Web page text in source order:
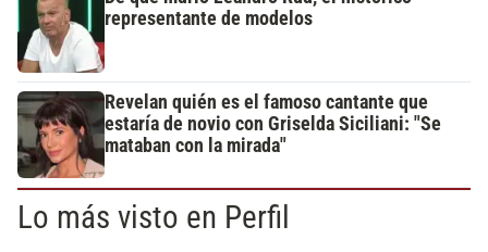
representante de modelos
Revelan quién es el famoso cantante que
estaría de novio con Griselda Siciliani: "Se
mataban con la mirada"
Lo más visto en Perfil